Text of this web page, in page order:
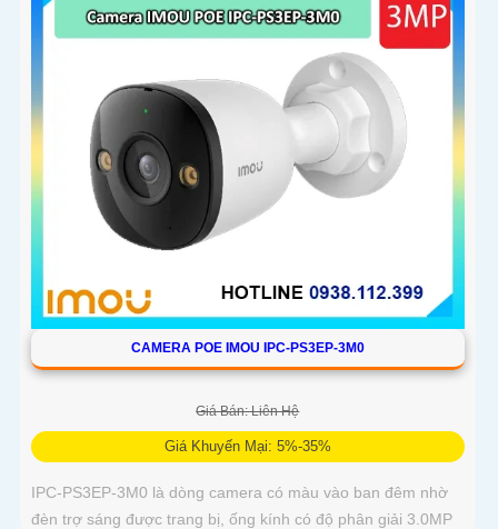
CAMERA POE IMOU IPC-PS3EP-3M0
Giá Bán: Liên Hệ
Giá Khuyến Mại: 5%-35%
IPC-PS3EP-3M0 là dòng camera có màu vào ban đêm nhờ
đèn trợ sáng được trang bị, ống kính có độ phân giải 3.0MP